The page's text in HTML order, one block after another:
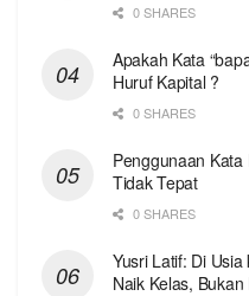
0 SHARES
Apakah Kata
Huruf Kapital ?
0 SHARES
Penggunaan Kata
Tidak Tepat
0 SHARES
Yusri Latif: Di
Naik Kelas,